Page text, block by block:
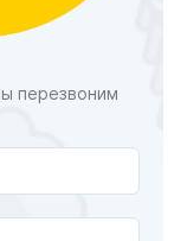
перезвоним